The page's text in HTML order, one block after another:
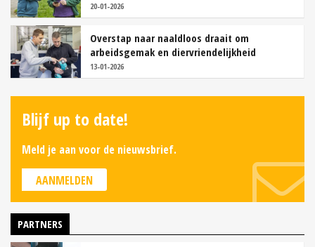
20-01-2026
Overstap naar naaldloos draait om
arbeidsgemak en diervriendelijkheid
13-01-2026
Blijf up to date!
Meld je aan voor de nieuwsbrief.
AANMELDEN
PARTNERS